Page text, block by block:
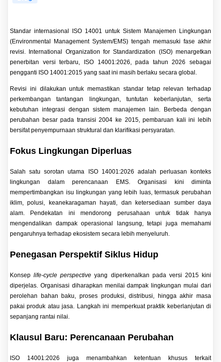
Standar internasional ISO 14001 untuk Sistem Manajemen Lingkungan
(Environmental Management System/EMS) tengah memasuki fase akhir
revisi. International Organization for Standardization (ISO) menargetkan
penerbitan versi terbaru, ISO 14001:2026, pada tahun 2026 sebagai
pengganti ISO 14001:2015 yang saat ini masih berlaku secara global.
Revisi ini dilakukan untuk memastikan standar tetap relevan terhadap
perkembangan tantangan lingkungan, tuntutan keberlanjutan, serta
kebutuhan integrasi dengan sistem manajemen lain. Berbeda dengan
perubahan besar pada transisi 2004 ke 2015, pembaruan kali ini lebih
bersifat penyempurnaan struktural dan klarifikasi persyaratan.
Fokus Lingkungan Diperluas
Salah satu sorotan utama ISO 14001:2026 adalah perluasan konteks
lingkungan dalam perencanaan EMS. Organisasi kini diminta
mempertimbangkan isu lingkungan yang lebih luas, termasuk perubahan
iklim, polusi, keanekaragaman hayati, dan ketersediaan sumber daya
alam. Pendekatan ini mendorong perusahaan untuk tidak hanya
mengendalikan dampak operasional langsung, tetapi juga memahami
pengaruhnya terhadap ekosistem secara lebih menyeluruh.
Penegasan Perspektif Siklus Hidup
Konseplife-cycle perspective yang diperkenalkan pada versi 2015 kini
diperjelas. Organisasi diharapkan menilai dampak lingkungan mulai dari
perolehan bahan baku, proses produksi, distribusi, hingga akhir masa
pakai produk atau jasa. Langkah ini memperkuat praktik keberlanjutan di
sepanjang rantai nilai.
Klausul Baru: Perencanaan Perubahan
ISO 14001:2026 juga menambahkan ketentuan khusus terkait